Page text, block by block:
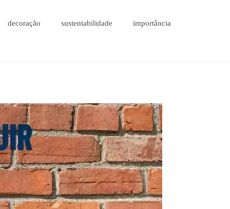
decoração sustentabilidade importância